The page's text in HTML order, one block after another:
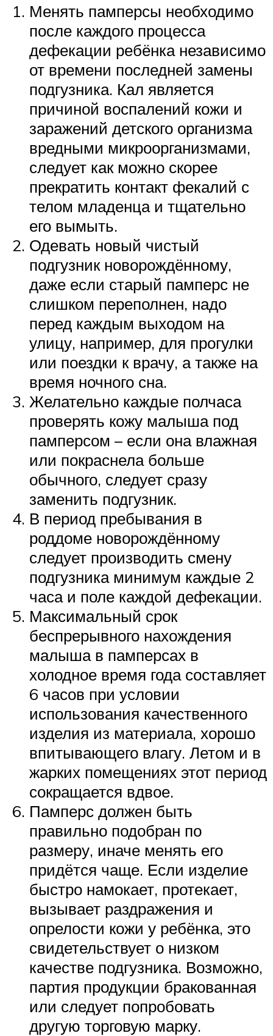
Менять памперсы необходимо
после каждого процесса
дефекации ребёнка независимо
от времени последней замены
подгузника. Кал является
причиной воспалений кожи и
заражений детского организма
вредными микроорганизмами,
следует как можно скорее
прекратить контакт фекалий с
телом младенца и тщательно
его вымыть.
Одевать новый чистый
подгузник новорождённому,
даже если старый памперс не
слишком переполнен, надо
перед каждым выходом на
улицу, например, для прогулки
или поездки к врачу, а также на
время ночного сна.
Желательно каждые полчаса
проверять кожу малыша под
памперсом – если она влажная
или покраснела больше
обычного, следует сразу
заменить подгузник.
В период пребывания в
роддоме новорождённому
следует производить смену
подгузника минимум каждые 2
часа и поле каждой дефекации.
Максимальный срок
беспрерывного нахождения
малыша в памперсах в
холодное время года составляет
6 часов при условии
использования качественного
изделия из материала, хорошо
впитывающего влагу. Летом и в
жарких помещениях этот период
сокращается вдвое.
Памперс должен быть
правильно подобран по
размеру, иначе менять его
придётся чаще. Если изделие
быстро намокает, протекает,
вызывает раздражения и
опрелости кожи у ребёнка, это
свидетельствует о низком
качестве подгузника. Возможно,
партия продукции бракованная
или следует попробовать
другую торговую марку.